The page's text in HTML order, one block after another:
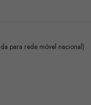
para rede móvel nacional)